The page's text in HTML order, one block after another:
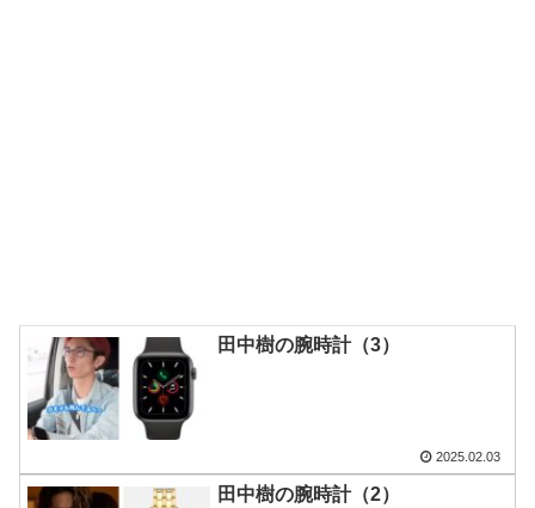
田中樹の腕時計（3）
2025.02.03
田中樹の腕時計（2）